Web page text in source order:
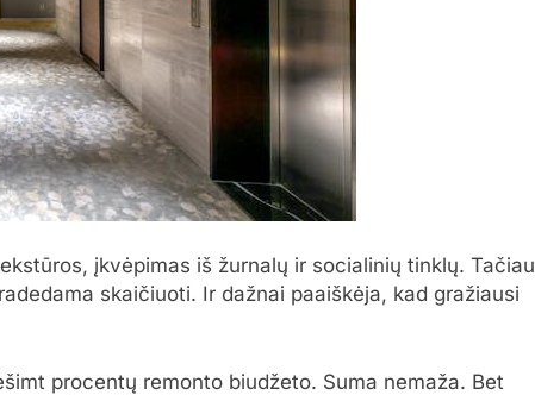
įkvėpimas iš žurnalų ir socialinių tinklų. Tačiau
skaičiuoti. Ir dažnai paaiškėja, kad gražiausi
procentų remonto biudžeto. Suma nemaža. Bet